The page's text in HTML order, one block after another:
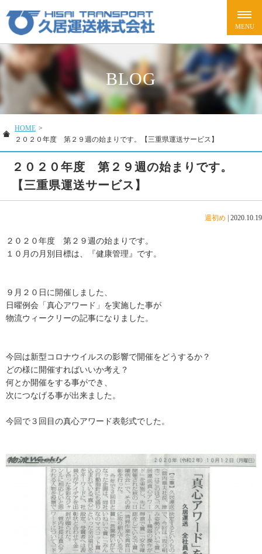
BLOG
HOME >
２０２０年度 第２９週の始まりです。【三重県運送サービス】
２０２０年度 第２９週の始まりです。
【三重県運送サービス】
週初め 2020.10.19
２０２０年度 第２９週の始まりです。
１０月の月別目標は、『健康管理』です。
９月２０日に開催しました、
日曜例会「真心アワード」を実施した事が
物流ウィークリーの記事になりました。
今回は新型コロナウイルスの影響で開催をどうするか？
どの様に開催すればいいか考え？
何とか開催をする事ができ、
次につなげる事が出来ました。
今回で３回目の真心アワード表彰式でした。